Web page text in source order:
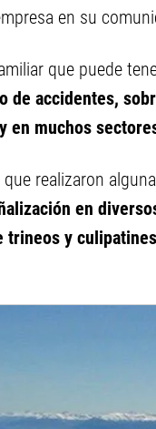
en su
que puede
de accidentes,
en muchos
realizaron
en
trineos y